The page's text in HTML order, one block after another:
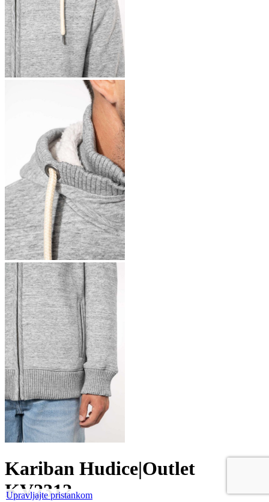
Kariban Hudice|Outlet
KV2312
Upravljajte pristankom